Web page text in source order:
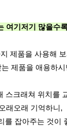
여기저기 많을수
제품을 사용해
제품을 애용하
스크래쳐 위치를
오래오래 기억하니,
를 잡아주는 것이